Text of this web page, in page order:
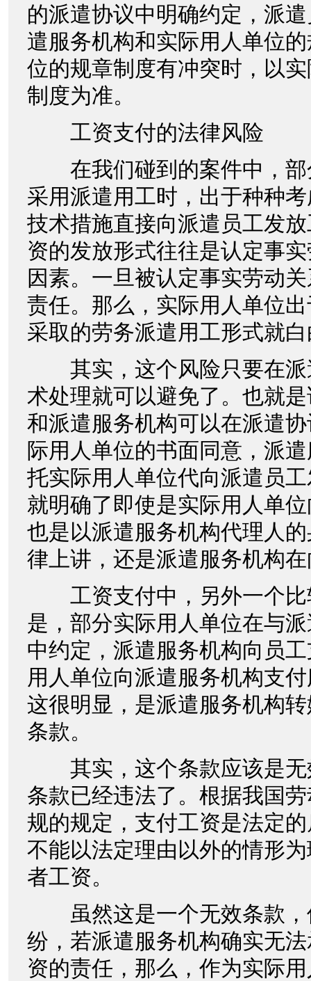
的派遣协议中明确约定，派
遣服务机构和实际用人单位
位的规章制度有冲突时，以
制度为准。
工资支付的法律风险
在我们碰到的案件中，部
采用派遣用工时，出于种种
技术措施直接向派遣员工发
资的发放形式往往是认定事
因素。一旦被认定事实劳动
责任。那么，实际用人单位
采取的劳务派遣用工形式就
其实，这个风险只要在派
术处理就可以避免了。也就
和派遣服务机构可以在派遣
际用人单位的书面同意，派
托实际用人单位代向派遣员
就明确了即使是实际用人单
也是以派遣服务机构代理人
律上讲，还是派遣服务机构
工资支付中，另外一个比
是，部分实际用人单位在与
中约定，派遣服务机构向员
用人单位向派遣服务机构支
这很明显，是派遣服务机构
条款。
其实，这个条款应该是无
条款已经违法了。根据我国
规的规定，支付工资是法定
不能以法定理由以外的情形
者工资。
虽然这是一个无效条款，
纷，若派遣服务机构确实无
资的责任，那么，作为实际